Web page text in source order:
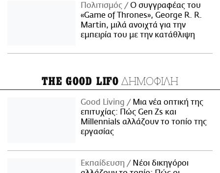
Πολιτισμός
Ο συγγραφέας του
«Game of Thrones», George R. R.
Martin, μιλά ανοιχτά για την
εμπειρία του με την κατάθλιψη
THE GOOD LIFO ΔΗΜΟΦΙΛΗ
Good Living
Μια νέα οπτική της
επιτυχίας: Πώς Gen Zs και
Millennials αλλάζουν το τοπίο της
εργασίας
Εκπαίδευση
Νέοι δικηγόροι